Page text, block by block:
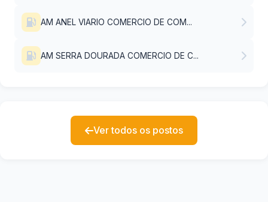
AM ANEL VIARIO COMERCIO DE COM...
AM SERRA DOURADA COMERCIO DE C...
Ver todos os postos